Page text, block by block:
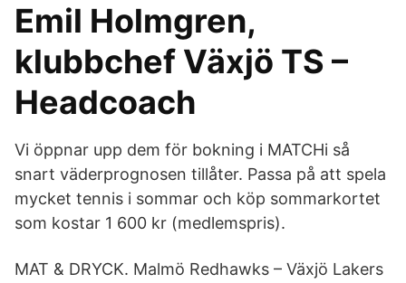
Emil Holmgren,
klubbchef Växjö TS –
Headcoach
Vi öppnar upp dem för bokning i MATCHi så
snart väderprognosen tillåter. Passa på att spela
mycket tennis i sommar och köp sommarkortet
som kostar 1 600 kr (medlemspris).
MAT & DRYCK. Malmö Redhawks – Växjö Lakers